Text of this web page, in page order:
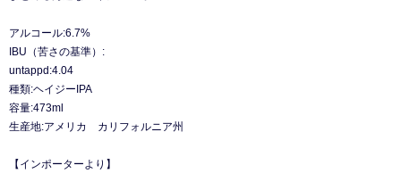
アルコール:6.7%
IBU（苦さの基準）:
untappd:4.04
種類:ヘイジーIPA
容量:473ml
生産地:アメリカ カリフォルニア州
【インポーターより】